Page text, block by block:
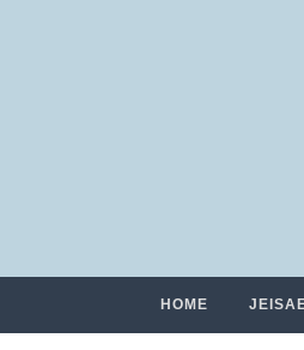
HOME